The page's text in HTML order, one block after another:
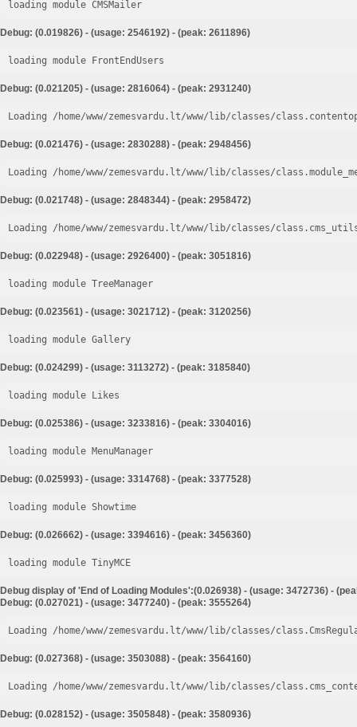
loading module CMSMailer
Debug: (0.019826) - (usage: 2546192) - (peak: 2611896)
loading module FrontEndUsers
Debug: (0.021205) - (usage: 2816064) - (peak: 2931240)
Loading /home/www/zemesvardu.lt/www/lib/classes/
Debug: (0.021476) - (usage: 2830288) - (peak: 2948456)
Loading /home/www/zemesvardu.lt/www/lib/classes/
Debug: (0.021748) - (usage: 2848344) - (peak: 2958472)
Loading /home/www/zemesvardu.lt/www/lib/classes/
Debug: (0.022948) - (usage: 2926400) - (peak: 3051816)
loading module TreeManager
Debug: (0.023561) - (usage: 3021712) - (peak: 3120256)
loading module Gallery
Debug: (0.024299) - (usage: 3113272) - (peak: 3185840)
loading module Likes
Debug: (0.025386) - (usage: 3233816) - (peak: 3304016)
loading module MenuManager
Debug: (0.025993) - (usage: 3314768) - (peak: 3377528)
loading module Showtime
Debug: (0.026662) - (usage: 3394616) - (peak: 3456360)
loading module TinyMCE
Debug display of 'End of Loading Modules':(0.026938) - (usage: 3472736) -
Debug: (0.027021) - (usage: 3477240) - (peak: 3555264)
Loading /home/www/zemesvardu.lt/www/lib/classes/
Debug: (0.027368) - (usage: 3503088) - (peak: 3564160)
Loading /home/www/zemesvardu.lt/www/lib/classes/
Debug: (0.028152) - (usage: 3505848) - (peak: 3580936)